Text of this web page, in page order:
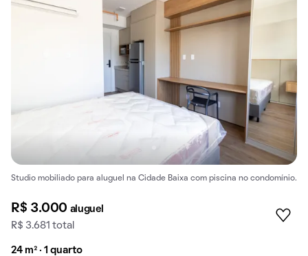
Studio mobiliado para aluguel na Cidade Baixa com piscina no condomínio.
R$ 3.000 aluguel
R$ 3.681 total
24 m² · 1 quarto